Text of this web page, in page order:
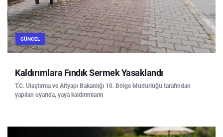
GÜNCEL
Kaldırımlara Fındık Sermek Yasaklandı
T.C. Ulaştırma ve Altyapı Bakanlığı 10. Bölge Müdürlüğü tarafından
yapılan uyarıda, yaya kaldırımların